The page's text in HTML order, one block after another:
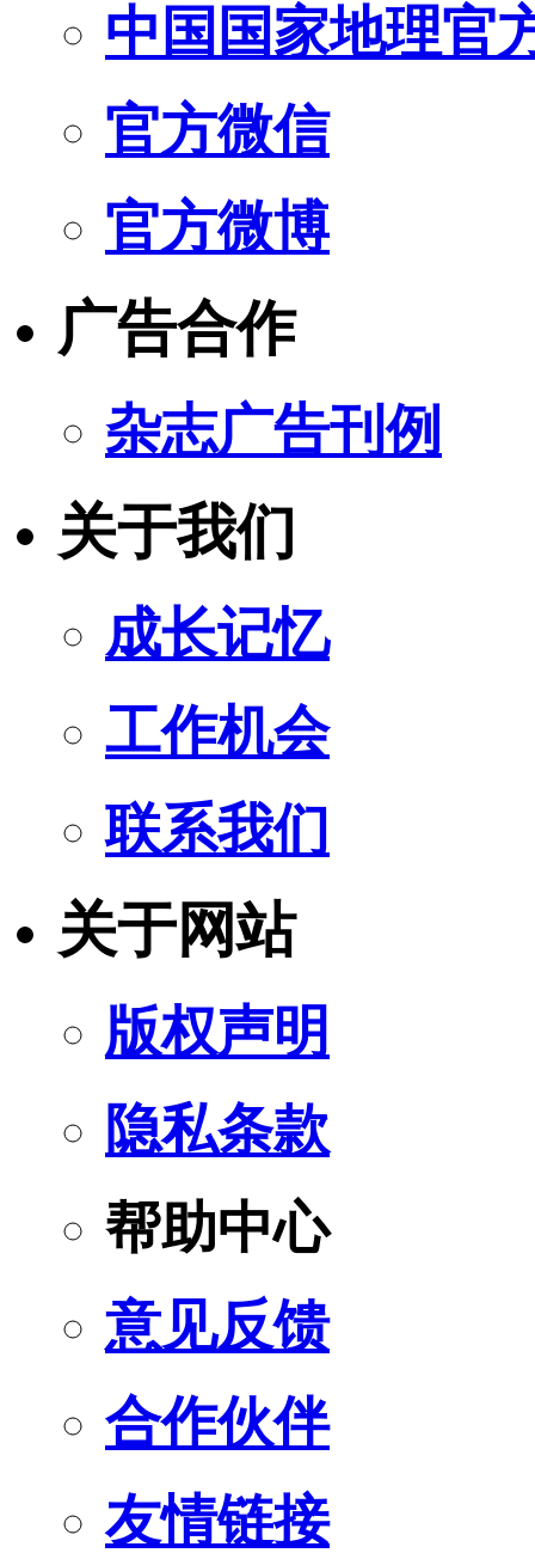
中国国家地理官
官方微信
官方微博
广告合作
杂志广告刊例
关于我们
成长记忆
工作机会
联系我们
关于网站
版权声明
隐私条款
帮助中心
意见反馈
合作伙伴
友情链接